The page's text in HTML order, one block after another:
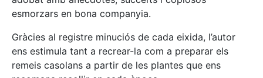
esmorzars en bona companyia.
Gràcies al registre minuciós de cada eixida, l’autor
ens estimula tant a recrear-la com a preparar els
remeis casolans a partir de les plantes que ens